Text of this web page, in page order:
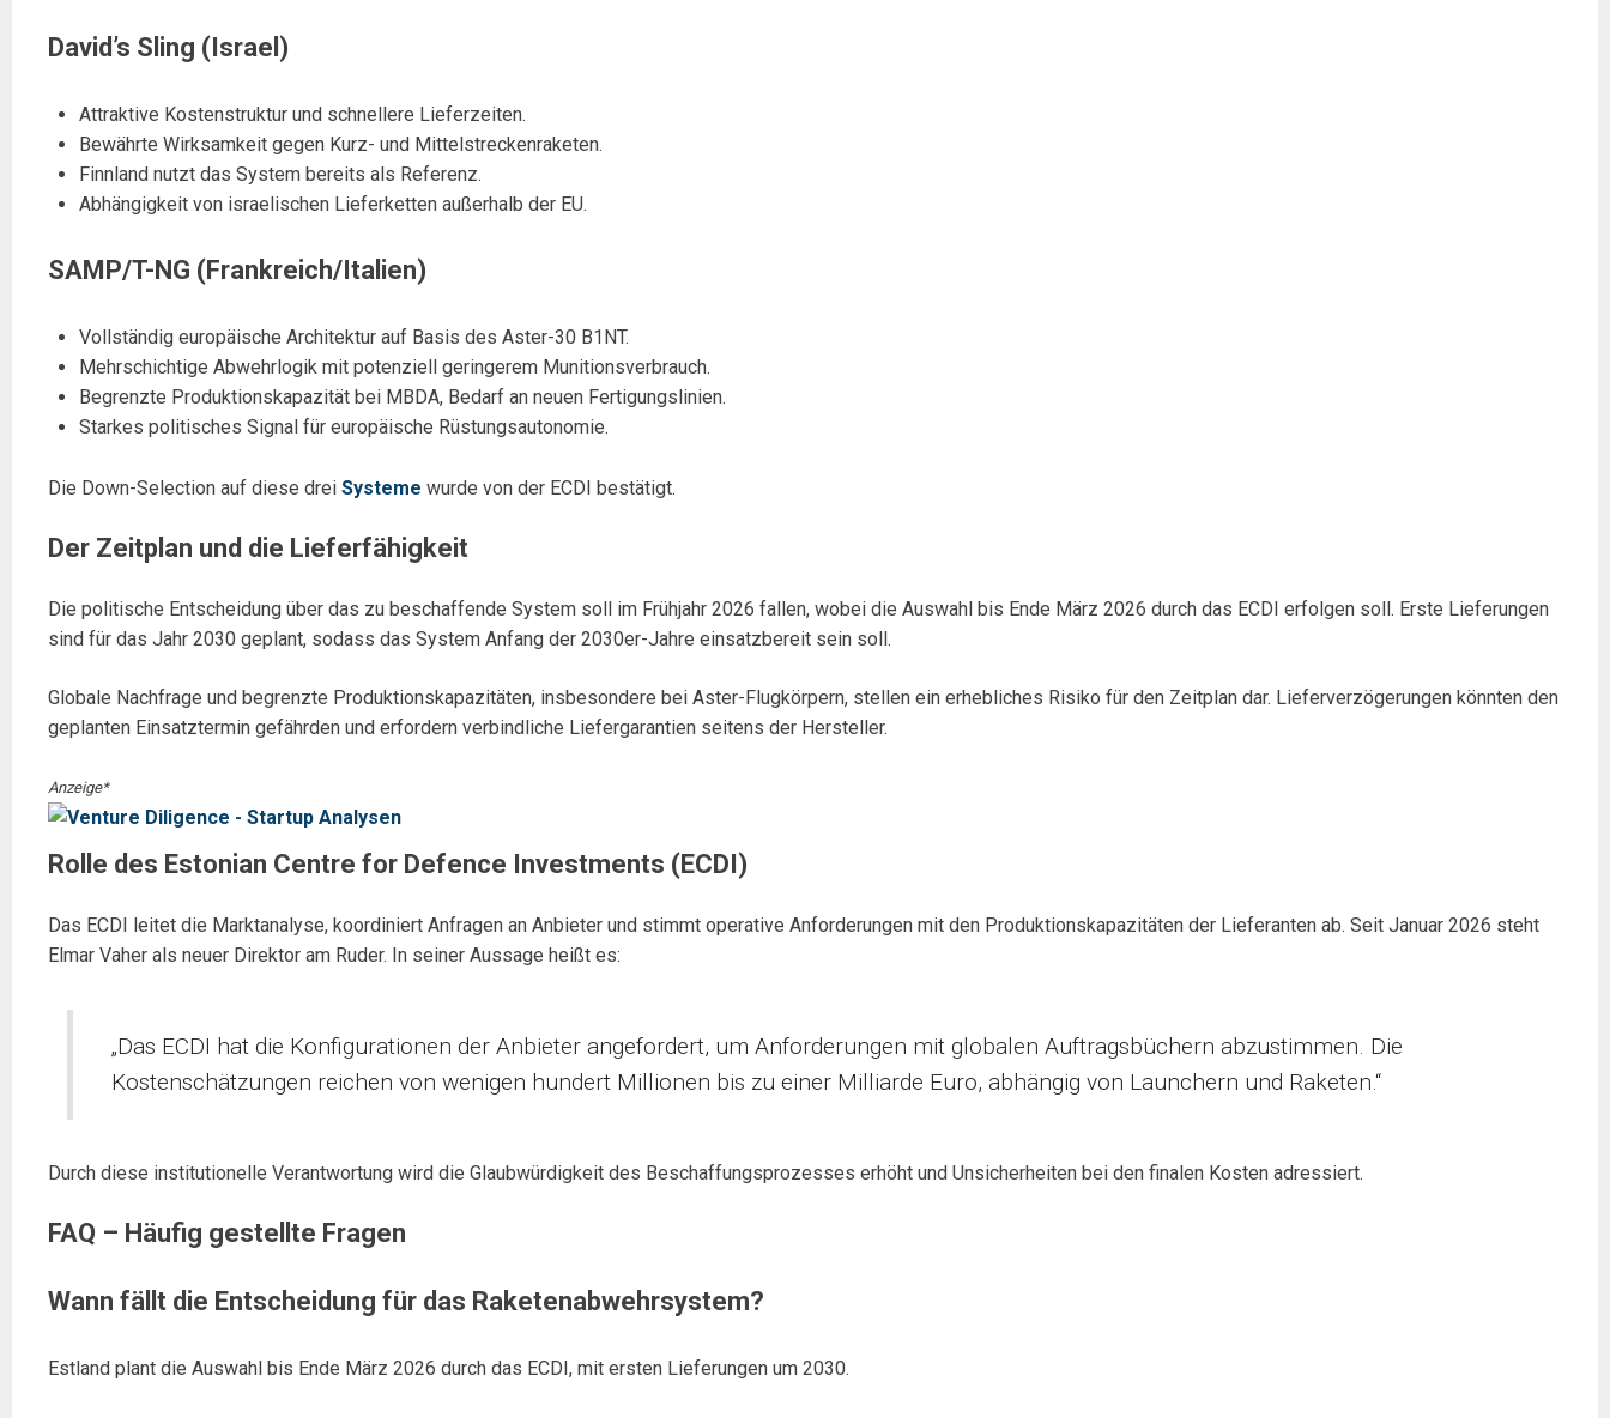
David’s Sling (Israel)
Attraktive Kostenstruktur und schnellere Lieferzeiten.
Bewährte Wirksamkeit gegen Kurz- und Mittelstreckenraketen.
Finnland nutzt das System bereits als Referenz.
Abhängigkeit von israelischen Lieferketten außerhalb der EU.
SAMP/T-NG (Frankreich/Italien)
Vollständig europäische Architektur auf Basis des Aster-30 B1NT.
Mehrschichtige Abwehrlogik mit potenziell geringerem Munitionsverbrauch.
Begrenzte Produktionskapazität bei MBDA, Bedarf an neuen Fertigungslinien.
Starkes politisches Signal für europäische Rüstungsautonomie.
Die Down-Selection auf diese drei Systeme wurde von der ECDI bestätigt.
Der Zeitplan und die Lieferfähigkeit
Die politische Entscheidung über das zu beschaffende System soll im Frühjahr 2026 fallen, wobei die Auswahl bis Ende März 2026 durch das ECDI erfolgen soll. Erste Lieferungen
sind für das Jahr 2030 geplant, sodass das System Anfang der 2030er-Jahre einsatzbereit sein soll.
Globale Nachfrage und begrenzte Produktionskapazitäten, insbesondere bei Aster-Flugkörpern, stellen ein erhebliches Risiko für den Zeitplan dar. Lieferverzögerungen könnten den
geplanten Einsatztermin gefährden und erfordern verbindliche Liefergarantien seitens der Hersteller.
Anzeige*
Rolle des Estonian Centre for Defence Investments (ECDI)
Das ECDI leitet die Marktanalyse, koordiniert Anfragen an Anbieter und stimmt operative Anforderungen mit den Produktionskapazitäten der Lieferanten ab. Seit Januar 2026 steht
Elmar Vaher als neuer Direktor am Ruder. In seiner Aussage heißt es:
„Das ECDI hat die Konfigurationen der Anbieter angefordert, um Anforderungen mit globalen Auftragsbüchern abzustimmen. Die
Kostenschätzungen reichen von wenigen hundert Millionen bis zu einer Milliarde Euro, abhängig von Launchern und Raketen.“
Durch diese institutionelle Verantwortung wird die Glaubwürdigkeit des Beschaffungsprozesses erhöht und Unsicherheiten bei den finalen Kosten adressiert.
FAQ – Häufig gestellte Fragen
Wann fällt die Entscheidung für das Raketenabwehrsystem?
Estland plant die Auswahl bis Ende März 2026 durch das ECDI, mit ersten Lieferungen um 2030.